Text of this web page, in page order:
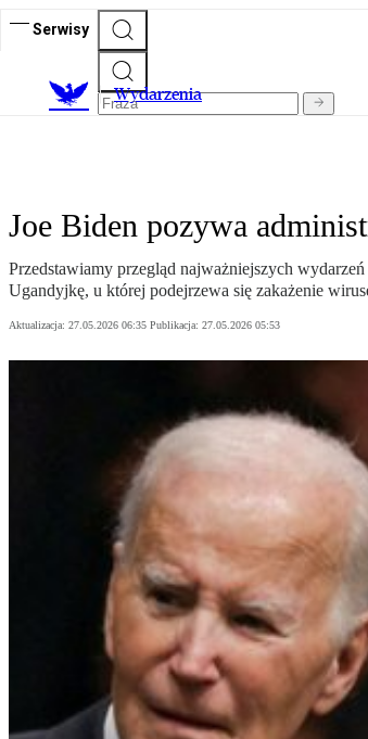
Serwisy
Wydarzenia
Joe Biden pozywa
Przedstawiamy przegląd najważniejszych
Ugandyjkę, u której podejrzewa się zakażenie
Aktualizacja: 27.05.2026 06:35 Publikacja: 27.05.2026 05:53